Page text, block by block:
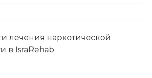
лечения наркотической
в IsraRehab